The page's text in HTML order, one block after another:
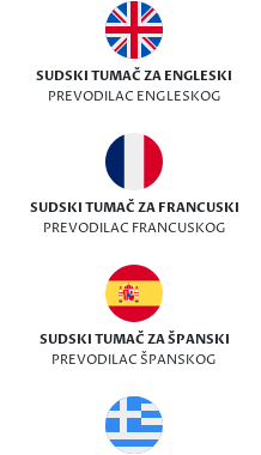
SUDSKI TUMAČ ZA ENGLESKI
PREVODILAC ENGLESKOG
SUDSKI TUMAČ ZA FRANCUSKI
PREVODILAC FRANCUSKOG
SUDSKI TUMAČ ZA ŠPANSKI
PREVODILAC ŠPANSKOG